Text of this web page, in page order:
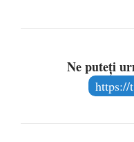
Ne puteți
https://